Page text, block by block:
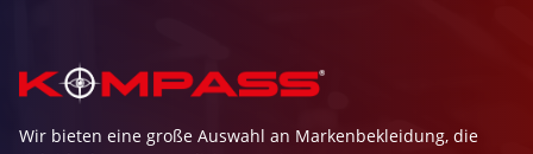
Wir bieten eine große Auswahl an Markenbekleidung, die